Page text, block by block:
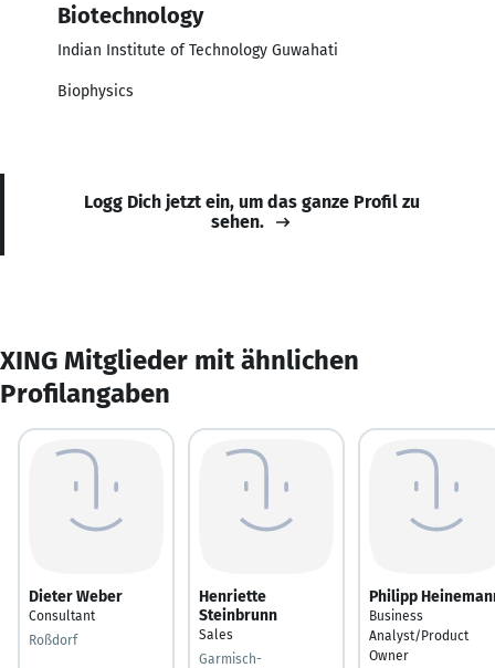
Biotechnology
Indian Institute of Technology Guwahati
Biophysics
Logg Dich jetzt ein, um das ganze Profil zu
sehen.
XING Mitglieder mit ähnlichen
Profilangaben
Dieter Weber
Consultant
Roßdorf
Henriette
Steinbrunn
Sales
Garmisch-
Philipp
Business
Analyst/Product
Owner